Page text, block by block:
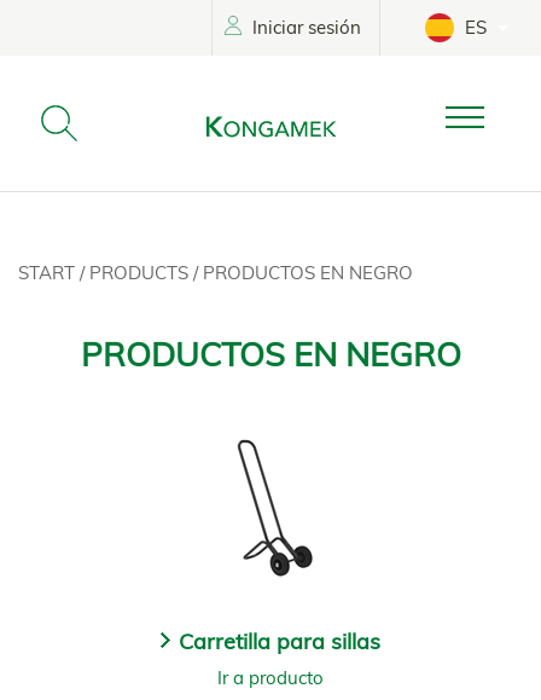
Iniciar sesión ES
START / PRODUCTS / PRODUCTOS EN NEGRO
PRODUCTOS EN NEGRO
Carretilla para sillas
Ir a producto